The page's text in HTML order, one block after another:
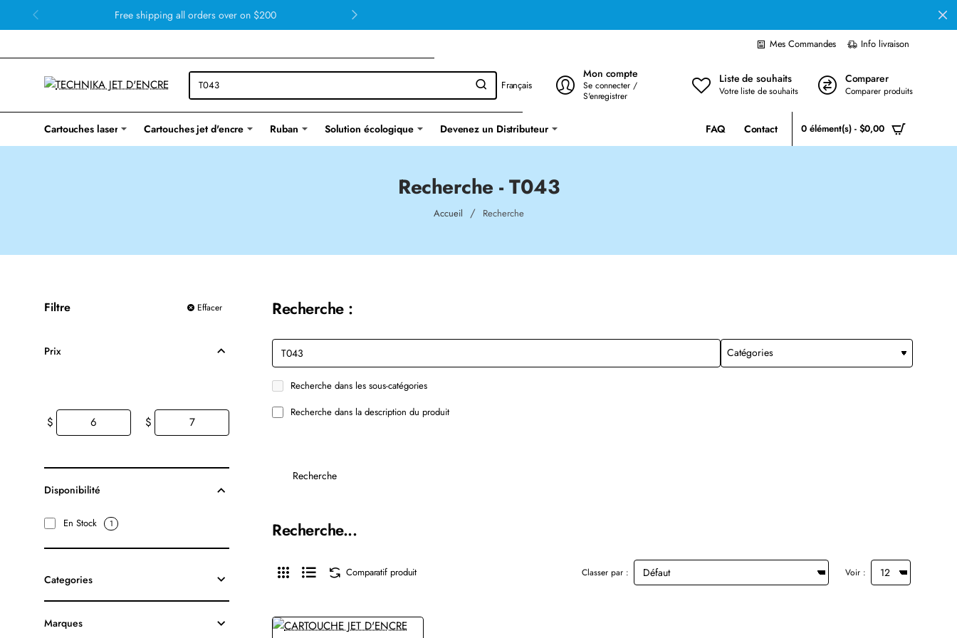
Free shipping all orders over on $200
Mes Commandes Info livraison
Français
Mon compte
Se connecter /
S'enregistrer
Liste de souhaits
Votre liste de souhaits
Comparer
Comparer produits
Cartouches laser Cartouches jet d'encre Ruban Solution écologique Devenez un Distributeur FAQ Contact 0 élément(s) - $0,00
Recherche - T043
AccueilhomeRecherche
Filtre Effacer
Prix
$ $
Disponibilité
En Stock 1
Categories
Marques
Recherche :
Recherche dans les sous-catégories
Recherche dans la description du produit
Recherche
Recherche...
Comparatif produit Classer par : Voir :